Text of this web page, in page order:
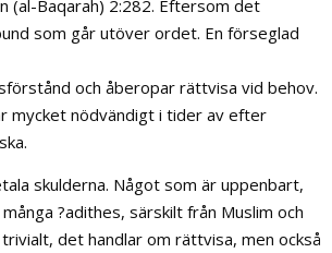
(al-Baqarah) 2:282. Eftersom det
som går utöver ordet. En förseglad
och åberopar rättvisa vid behov.
mycket nödvändigt i tider av efter
skulderna. Något som är uppenbart,
?adithes, särskilt från Muslim och
det handlar om rättvisa, men också